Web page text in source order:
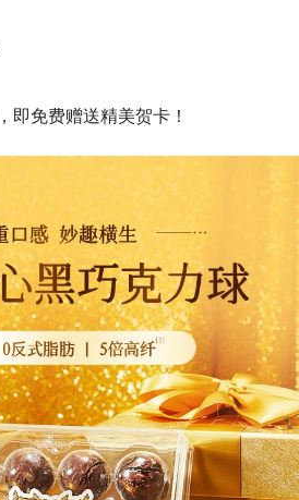
即免费赠送精美贺卡！